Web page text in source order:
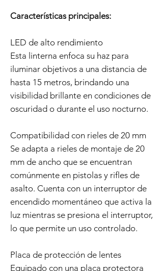
Características principales:
LED de alto rendimiento
Esta linterna enfoca su haz para
iluminar objetivos a una distancia de
hasta 15 metros, brindando una
visibilidad brillante en condiciones de
oscuridad o durante el uso nocturno.
Compatibilidad con rieles de 20 mm
Se adapta a rieles de montaje de 20
mm de ancho que se encuentran
comúnmente en pistolas y rifles de
asalto. Cuenta con un interruptor de
encendido momentáneo que activa la
luz mientras se presiona el interruptor,
lo que permite un uso controlado.
Placa de protección de lentes
Equipado con una placa protectora